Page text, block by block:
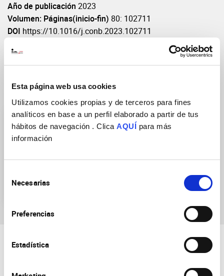
Esta página web usa cookies
Utilizamos cookies propias y de terceros para fines
analíticos en base a un perfil elaborado a partir de tus
hábitos de navegación . Clica AQUÍ para más
información
Necesarias
Preferencias
Estadística
Año de publicación 2023
Volumen: Páginas(inicio-fin) 80: 102711
DOI https://10.1016/j.conb.2023.102711
Grupos de Investigación
cortical